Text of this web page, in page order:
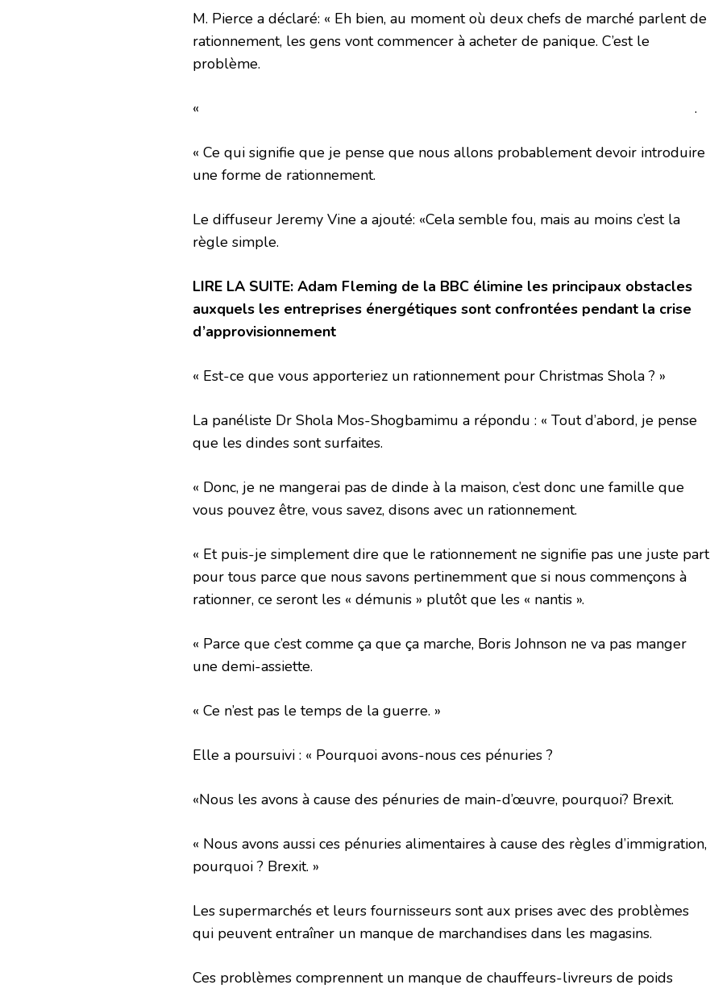
M. Pierce a déclaré: « Eh bien, au moment où deux chefs de marché parlent de
rationnement, les gens vont commencer à acheter de panique. C’est le
problème.
« .
« Ce qui signifie que je pense que nous allons probablement devoir introduire
une forme de rationnement.
Le diffuseur Jeremy Vine a ajouté: «Cela semble fou, mais au moins c’est la
règle simple.
LIRE LA SUITE: Adam Fleming de la BBC élimine les principaux obstacles
auxquels les entreprises énergétiques sont confrontées pendant la crise
d’approvisionnement
« Est-ce que vous apporteriez un rationnement pour Christmas Shola ? »
La panéliste Dr Shola Mos-Shogbamimu a répondu : « Tout d’abord, je pense
que les dindes sont surfaites.
« Donc, je ne mangerai pas de dinde à la maison, c’est donc une famille que
vous pouvez être, vous savez, disons avec un rationnement.
« Et puis-je simplement dire que le rationnement ne signifie pas une juste part
pour tous parce que nous savons pertinemment que si nous commençons à
rationner, ce seront les « démunis » plutôt que les « nantis ».
« Parce que c’est comme ça que ça marche, Boris Johnson ne va pas manger
une demi-assiette.
« Ce n’est pas le temps de la guerre. »
Elle a poursuivi : « Pourquoi avons-nous ces pénuries ?
«Nous les avons à cause des pénuries de main-d’œuvre, pourquoi? Brexit.
« Nous avons aussi ces pénuries alimentaires à cause des règles d’immigration,
pourquoi ? Brexit. »
Les supermarchés et leurs fournisseurs sont aux prises avec des problèmes
qui peuvent entraîner un manque de marchandises dans les magasins.
Ces problèmes comprennent un manque de chauffeurs-livreurs de poids